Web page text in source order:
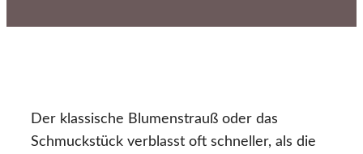
Der klassische Blumenstrauß oder das
Schmuckstück verblasst oft schneller, als die